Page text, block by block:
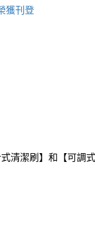
獲刊登
清潔刷】和【可調